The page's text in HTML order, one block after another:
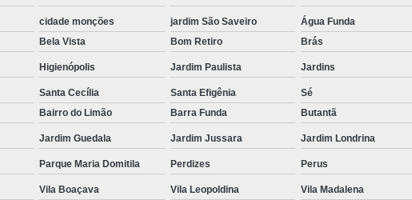
Salgado para Festa de
Salgado para Festa em
Salgado para Festa Frito
cidade monções jardim São Saveiro
Água Funda
Bela Vista Bom Retiro Brás
Higienópolis Jardim Paulista Jardins
Santa Cecília Santa Efigênia Sé
Bairro do Limão Barra Funda Butantã
Jardim Guedala Jardim Jussara Jardim Londrina
Parque Maria Domitila Perdizes Perus
Vila Boaçava Vila Leopoldina Vila Madalena